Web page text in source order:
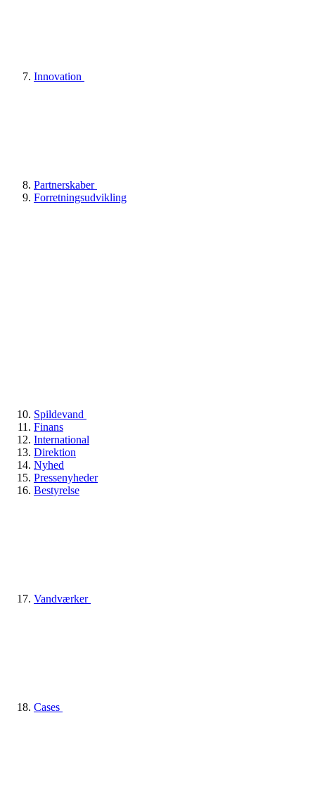
Innovation
Partnerskaber
Forretningsudvikling
Spildevand
Finans
International
Direktion
Nyhed
Pressenyheder
Bestyrelse
Vandværker
Cases